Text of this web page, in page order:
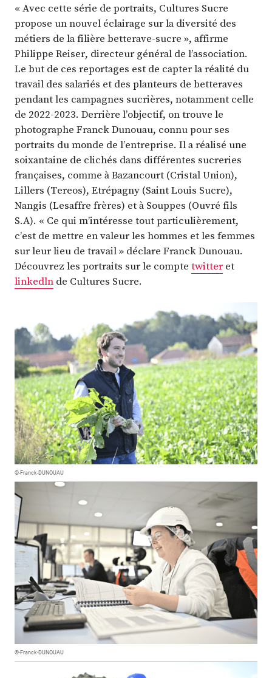
« Avec cette série de portraits, Cultures Sucre
propose un nouvel éclairage sur la diversité des
métiers de la filière betterave-sucre », affirme
Philippe Reiser, directeur général de l’association.
Le but de ces reportages est de capter la réalité du
travail des salariés et des planteurs de betteraves
pendant les campagnes sucrières, notamment celle
de 2022-2023. Derrière l’objectif, on trouve le
photographe Franck Dunouau, connu pour ses
portraits du monde de l’entreprise. Il a réalisé une
soixantaine de clichés dans différentes sucreries
françaises, comme à Bazancourt (Cristal Union),
Lillers (Tereos), Etrépagny (Saint Louis Sucre),
Nangis (Lesaffre frères) et à Souppes (Ouvré fils
S.A). « Ce qui m’intéresse tout particulièrement,
c’est de mettre en valeur les hommes et les femmes
sur leur lieu de travail » déclare Franck Dunouau.
Découvrez les portraits sur le compte twitteret
linkedln de Cultures Sucre.
©-Franck-DUNOUAU
©-Franck-DUNOUAU